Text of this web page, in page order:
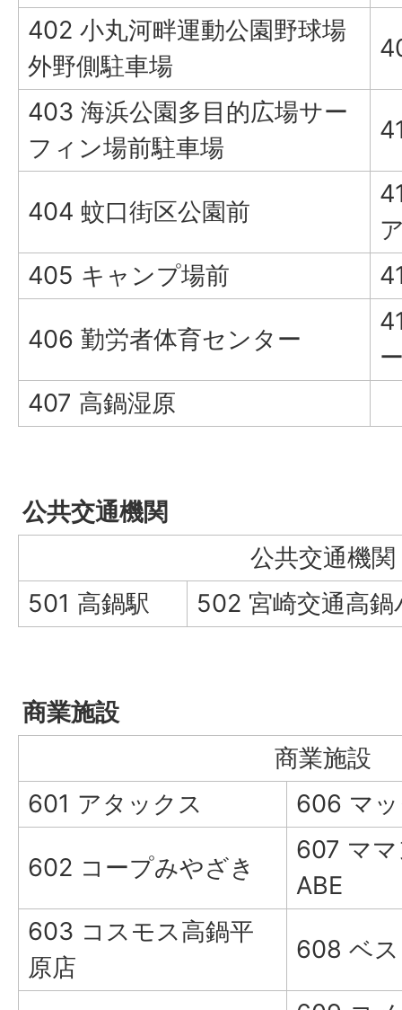
402 小丸河畔運動公園野球場
外野側駐車場
403 海浜公園多目的広場サー
フィン場前駐車場
404 蚊口街区公園前
405 キャンプ場前
406 勤労者体育センター
407 高鍋湿原
公共交通機関
公共交通機関
501 高鍋駅
502 宮崎交通高
商業施設
商業施設
601 アタックス
606 マ
602 コープみやざき
607 マ
ABE
603 コスモス高鍋平
原店
608 ベ